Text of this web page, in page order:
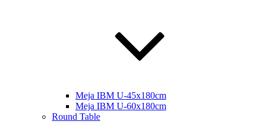
Meja IBM U-45x180cm
Meja IBM U-60x180cm
Round Table